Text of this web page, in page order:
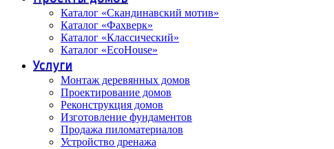
Каталог «Скандинавский мотив»
Каталог «Фахверк»
Каталог «Классический»
Каталог «EcoHouse»
Услуги
Монтаж деревянных домов
Проектирование домов
Реконструкция домов
Изготовление фундаментов
Продажа пиломатериалов
Устройство дренажа